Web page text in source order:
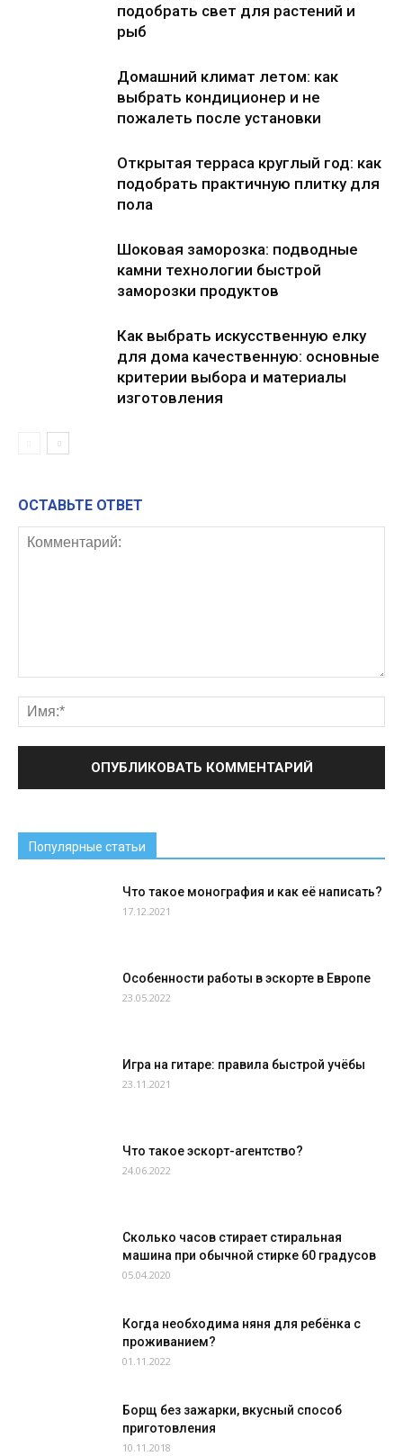
подобрать свет для растений и
рыб
Домашний климат летом: как
выбрать кондиционер и не
пожалеть после установки
Открытая терраса круглый год: как
подобрать практичную плитку для
пола
Шоковая заморозка: подводные
камни технологии быстрой
заморозки продуктов
Как выбрать искусственную елку
для дома качественную: основные
критерии выбора и материалы
изготовления
ОСТАВЬТЕ ОТВЕТ
Популярные статьи
Что такое монография и как её написать?
17.12.2021
Особенности работы в эскорте в Европе
23.05.2022
Игра на гитаре: правила быстрой учёбы
23.11.2021
Что такое эскорт-агентство?
24.06.2022
Сколько часов стирает стиральная
машина при обычной стирке 60 градусов
05.04.2020
Когда необходима няня для ребёнка с
проживанием?
01.11.2022
Борщ без зажарки, вкусный способ
приготовления
10.11.2018